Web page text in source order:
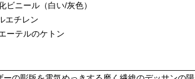
ビニール（白い/灰色）
エチレン
ーテルのケトン